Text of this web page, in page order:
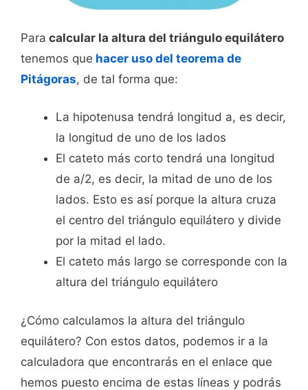
Para calcular la altura del triángulo equilátero
tenemos que hacer uso del teorema de
Pitágoras, de tal forma que:
La hipotenusa tendrá longitud a, es decir,
la longitud de uno de los lados
El cateto más corto tendrá una longitud
de a/2, es decir, la mitad de uno de los
lados. Esto es así porque la altura cruza
el centro del triángulo equilátero y divide
por la mitad el lado.
El cateto más largo se corresponde con la
altura del triángulo equilátero
¿Cómo calculamos la altura del triángulo
equilátero? Con estos datos, podemos ir a la
calculadora que encontrarás en el enlace que
hemos puesto encima de estas líneas y podrás